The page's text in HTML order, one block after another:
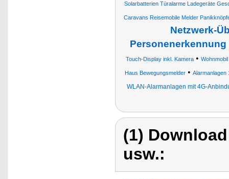
Solarbatterien Türalarme Ladegeräte
Caravans Reisemobile Melder
Netzwerk-
Personenerkennung
Touch-Display inkl. Kamera•
Haus Bewegungsmelder• Alarmanlagen
WLAN-Alarmanlagen mit 4G-
(1)
usw.: